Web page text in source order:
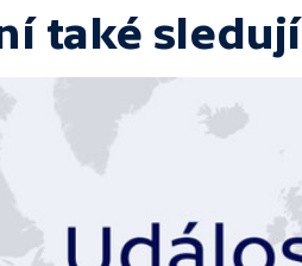
také sledují